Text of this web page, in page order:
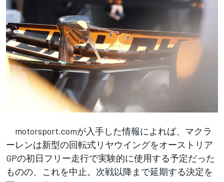
motorsport.comが入手した情報によれば、マクラ
ーレンは新型の回転式リヤウイングをオーストリア
GPの初日フリー走行で実験的に使用する予定だった
ものの、これを中止。次戦以降まで延期する決定を